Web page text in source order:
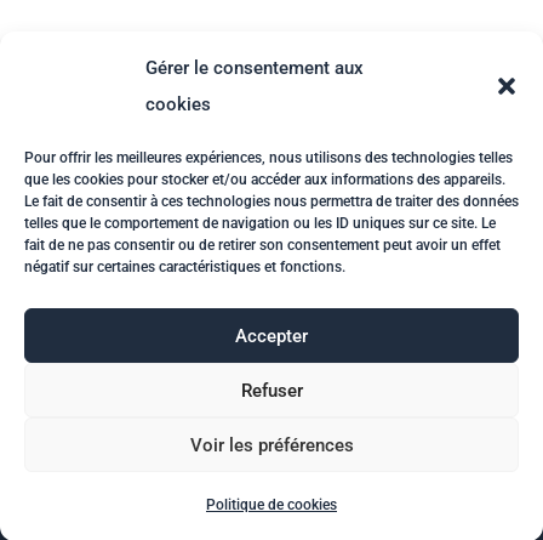
Gérer le consentement aux
cookies
Pour offrir les meilleures expériences, nous utilisons des technologies telles
que les cookies pour stocker et/ou accéder aux informations des appareils.
Le fait de consentir à ces technologies nous permettra de traiter des données
telles que le comportement de navigation ou les ID uniques sur ce site. Le
fait de ne pas consentir ou de retirer son consentement peut avoir un effet
négatif sur certaines caractéristiques et fonctions.
Accepter
Refuser
Voir les préférences
Politique de cookies
Entreprise générale Bureau d'ingénieurs
rénovation Projet de rénovation clé en
main budget de rénovation partenaire de
rénovation
NEWS EMPLOI